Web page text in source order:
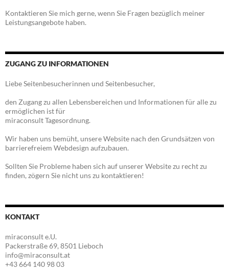
Kontaktieren Sie mich gerne, wenn Sie Fragen bezüglich meiner
Leistungsangebote haben.
ZUGANG ZU INFORMATIONEN
Liebe Seitenbesucherinnen und Seitenbesucher,
den Zugang zu allen Lebensbereichen und Informationen für alle zu
ermöglichen ist für
miraconsult Tagesordnung.
Wir haben uns bemüht, unsere Website nach den Grundsätzen von
barrierefreiem Webdesign aufzubauen.
Sollten Sie Probleme haben sich auf unserer Website zu recht zu
finden, zögern Sie nicht uns zu kontaktieren!
KONTAKT
miraconsult e.U.
Packerstraße 69, 8501 Lieboch
info@miraconsult.at
+43 664 140 98 03